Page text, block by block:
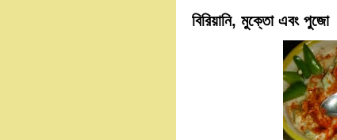
বিরিয়ানি, মুক্তো এবং পুজো